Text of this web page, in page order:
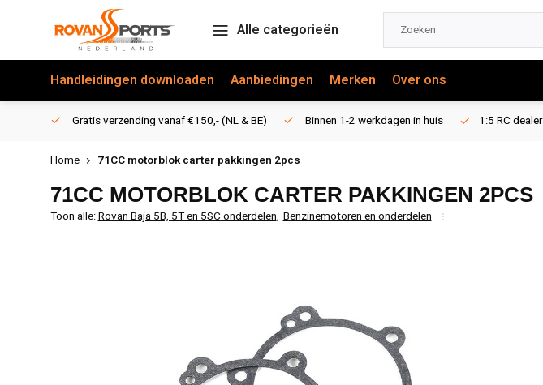
Alle categorieën
Handleidingen downloaden Aanbiedingen Merken Over ons
Gratis verzending vanaf €150,- (NL & BE) Binnen 1-2 werkdagen in huis 1:5 RC dealer
Home 71CC motorblok carter pakkingen 2pcs
71CC MOTORBLOK CARTER PAKKINGEN 2PCS
Toon alle:Rovan Baja 5B, 5T en 5SC onderdelen, Benzinemotoren en onderdelen